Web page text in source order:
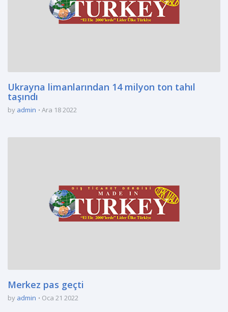
Ukrayna limanlarından 14 milyon ton tahıl
taşındı
by admin Ara 18 2022
Merkez pas geçti
by admin Oca 21 2022